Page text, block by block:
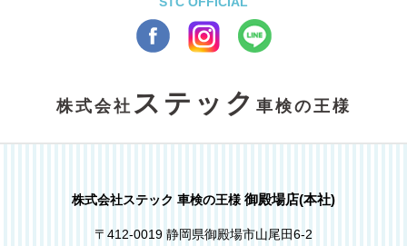
株式会社ステック 車検の王様
株式会社ステック 車検の王様 御殿場店(本社)
〒412-0019 静岡県御殿場市山尾田6-2